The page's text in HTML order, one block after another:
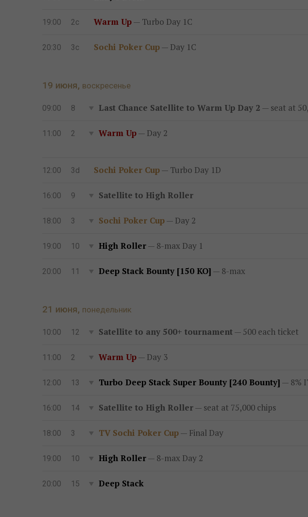
19:00 2c Warm Up— Turbo Day 1C
20:30 3c Sochi Poker Cup— Day 1C
19 июня, воскресенье
09:00 8 Last Chance Satellite to Warm Up Day 2 — seat at
11:00 2 Warm Up— Day 2
12:00 3d Sochi Poker Cup— Turbo Day 1D
16:00 9 Satellite to High Roller
18:00 3 Sochi Poker Cup— Day 2
19:00 10 High Roller— 8-max Day 1
20:00 11 Deep Stack Bounty [150 KO] — 8-max
21 июня, понедельник
10:00 12 Satellite to any 500+ tournament— 500 each ticket
11:00 2 Warm Up— Day 3
12:00 13 Turbo Deep Stack Super Bounty [240 Bounty] — 8%
16:00 14 Satellite to High Roller— seat at 75,000 chips
18:00 3 TV Sochi Poker Cup— Final Day
19:00 10 High Roller— 8-max Day 2
20:00 15 Deep Stack